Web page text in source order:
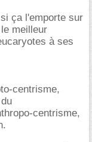
ça l'emporte sur
meilleur
à ses
centrisme,
centrisme,